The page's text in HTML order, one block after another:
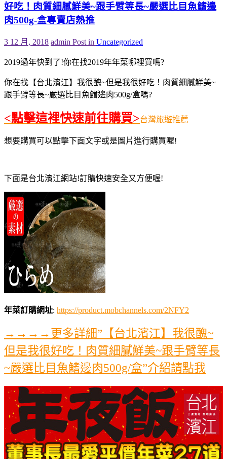
好吃！肉質細膩鮮美~跟手臂等長~嚴選比目魚鰭邊
肉500g-盒專賣店熱推
3 12 月, 2018 admin Post in Uncategorized
2019過年快到了!你在找2019年年菜哪裡買嗎?
你在找【台北濱江】我很醜~但是我很好吃！肉質細膩鮮美~
跟手臂等長~嚴選比目魚鰭邊肉500g/盒嗎?
<點擊這裡快速前往購買>台灣旅遊推薦
想要購買可以點擊下面文字或是圖片進行購買喔!
下面是台北濱江網站!訂購快速安全又方便喔!
年菜訂購網址: https://product.mobchannels.com/2NFY2
→→→→更多詳細”【台北濱江】我很醜~
但是我很好吃！肉質細膩鮮美~跟手臂等長
~嚴選比目魚鰭邊肉500g/盒”介紹請點我